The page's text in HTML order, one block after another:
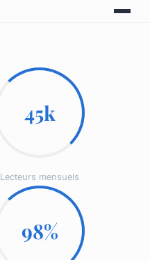
45k
Lecteurs mensuels
98%